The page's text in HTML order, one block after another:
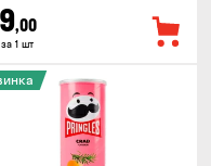
,00
1 шт